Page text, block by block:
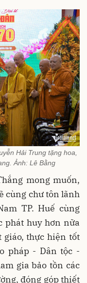
Hải Trung tặng hoa,
Ảnh: Lê Bằng
mong muốn,
cùng chư tôn lãnh
TP. Huế cùng
phát huy hơn nữa
giáo, thực hiện tốt
pháp - Dân tộc -
gia bảo tồn các
đóng góp thiết